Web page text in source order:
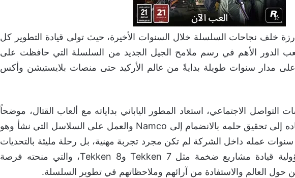
خلف نجاحات السلسلة خلال السنوات الأخيرة، حيث تولى قيادة التطوير كل
الدور الأهم في رسم ملامح الجيل الجديد من السلسلة التي حافظت على
على مدار سنوات طويلة بدايةً من عالم الأركيد حتى منصات بلايستيشن وأكس
الاجتماعي، استعاد المطور الياباني بداياته مع ألعاب القتال، موضحاً
أن شغفه بهذا النوع من الألعاب قاده إلى تحقيق حلمه بالانضمام إلى Namco والعمل على السلاسل التي نشأ وهو
سنوات عمله داخل الشركة لم تكن مجرد تجربة مهنية، بل رحلة مليئة بالتحديات
والإنجازات، خاصة مع توليه مسؤولية قيادة مشاريع ضخمة مثل Tekken 7 وTekken 8، والتي منحته فرصة
حول العالم والاستفادة من آرائهم وملاحظاتهم في تطوير السلسلة.